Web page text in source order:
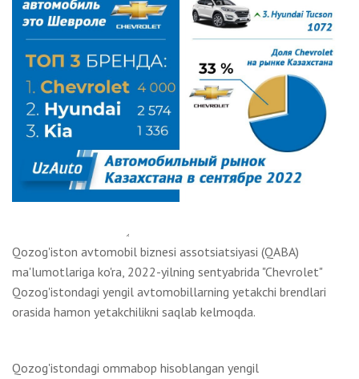
Qozog'iston avtomobil biznesi assotsiatsiyasi (QABA)
ma'lumotlariga ko'ra, 2022-yilning sentyabrida "Chevrolet"
Qozog'istondagi yengil avtomobillarning yetakchi brendlari
orasida hamon yetakchilikni saqlab kelmoqda.
Qozog'istondagi ommabop hisoblangan yengil